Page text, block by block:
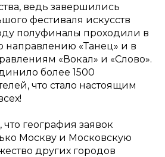
ведь завершились
фестиваля искусств
полуфиналы проходили в
направлению «Танец» и в
«Вокал» и «Слово».
более 1500
что стало настоящим
география заявок
Москву и Московскую
других городов